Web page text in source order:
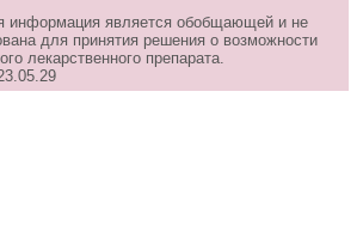
информация является обобщающей и не
для принятия решения о возможности
лекарственного препарата.